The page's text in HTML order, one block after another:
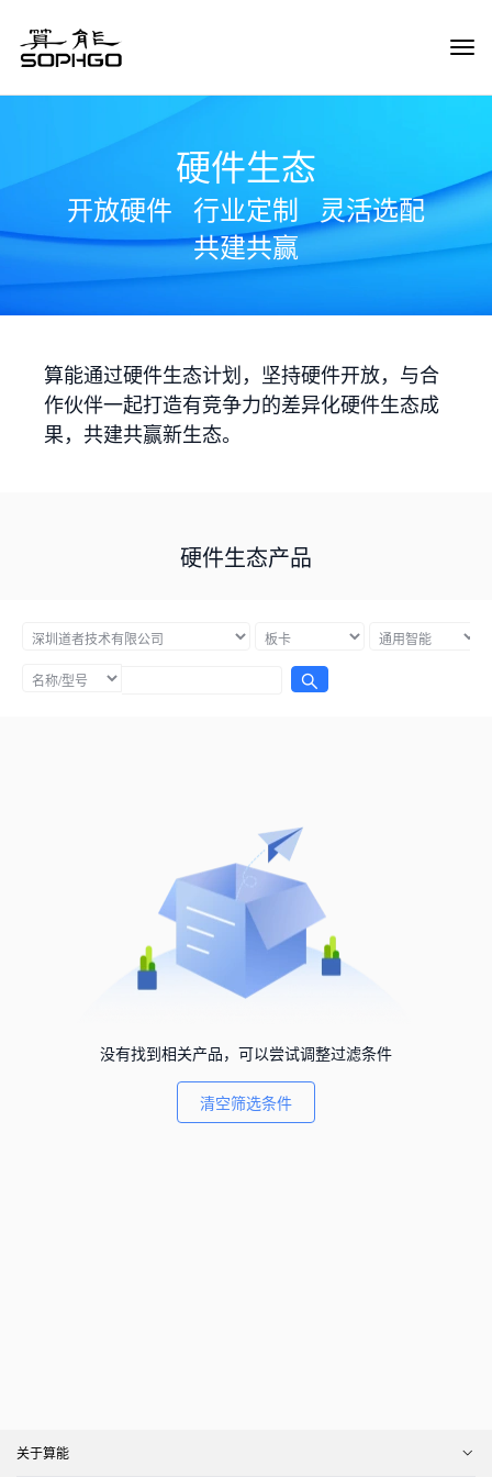
硬件生态
开放硬件 行业定制
灵活选配
共建共赢
算能通过硬件生态计划，坚持硬件开放，与合
作伙伴一起打造有竞争力的差异化硬件生态成
果，共建共赢新生态。
硬件生态产品
没有找到相关产品，可以尝试调整过滤条件
清空筛选条件
关于算能